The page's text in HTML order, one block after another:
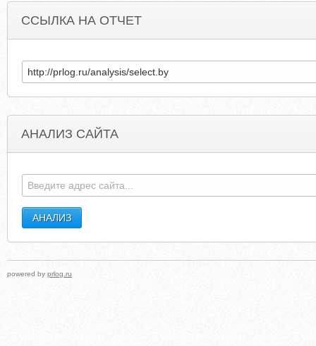
ССЫЛКА НА ОТЧЕТ
АНАЛИЗ САЙТА
powered by prlog.ru